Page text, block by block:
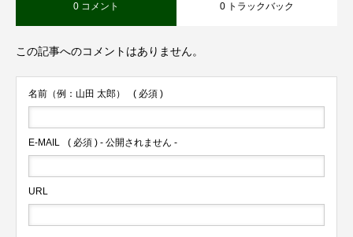
0 コメント 0 トラックバック
この記事へのコメントはありません。
名前（例：山田 太郎） ( 必須 )
E-MAIL ( 必須 ) - 公開されません -
URL